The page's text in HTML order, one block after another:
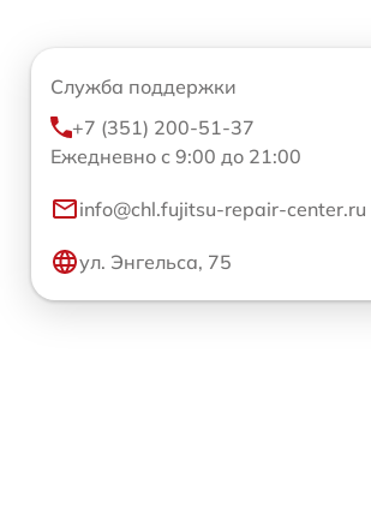
Служба поддержки
+7 (351) 200-51-37
Ежедневно с 9:00 до 21:00
info@chl.fujitsu-repair-center.ru
ул. Энгельса, 75